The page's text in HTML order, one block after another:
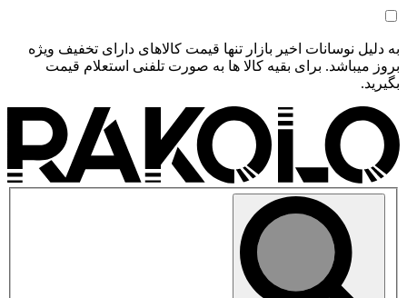
به دلیل نوسانات اخیر بازار تنها قیمت کالاهای دارای تخفیف ویژه
بروز میباشد. برای بقیه کالا ها به صورت تلفنی استعلام قیمت
بگیرید.